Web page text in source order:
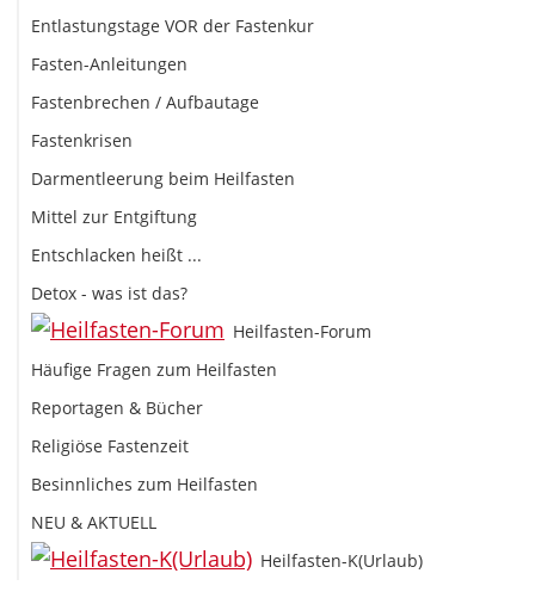
Entlastungstage VOR der Fastenkur
Fasten-Anleitungen
Fastenbrechen / Aufbautage
Fastenkrisen
Darmentleerung beim Heilfasten
Mittel zur Entgiftung
Entschlacken heißt ...
Detox - was ist das?
Heilfasten-Forum
Häufige Fragen zum Heilfasten
Reportagen & Bücher
Religiöse Fastenzeit
Besinnliches zum Heilfasten
NEU & AKTUELL
Heilfasten-K(Urlaub)